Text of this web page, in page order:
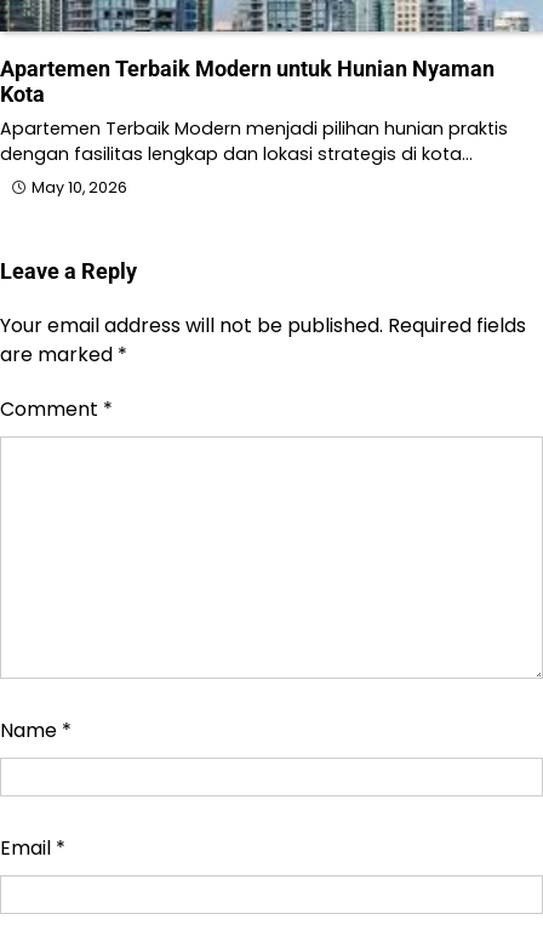
Apartemen Terbaik Modern untuk Hunian Nyaman
Kota
Apartemen Terbaik Modern menjadi pilihan hunian praktis
dengan fasilitas lengkap dan lokasi strategis di kota…
May 10, 2026
Leave a Reply
Your email address will not be published. Required fields
are marked *
Comment *
Name *
Email *